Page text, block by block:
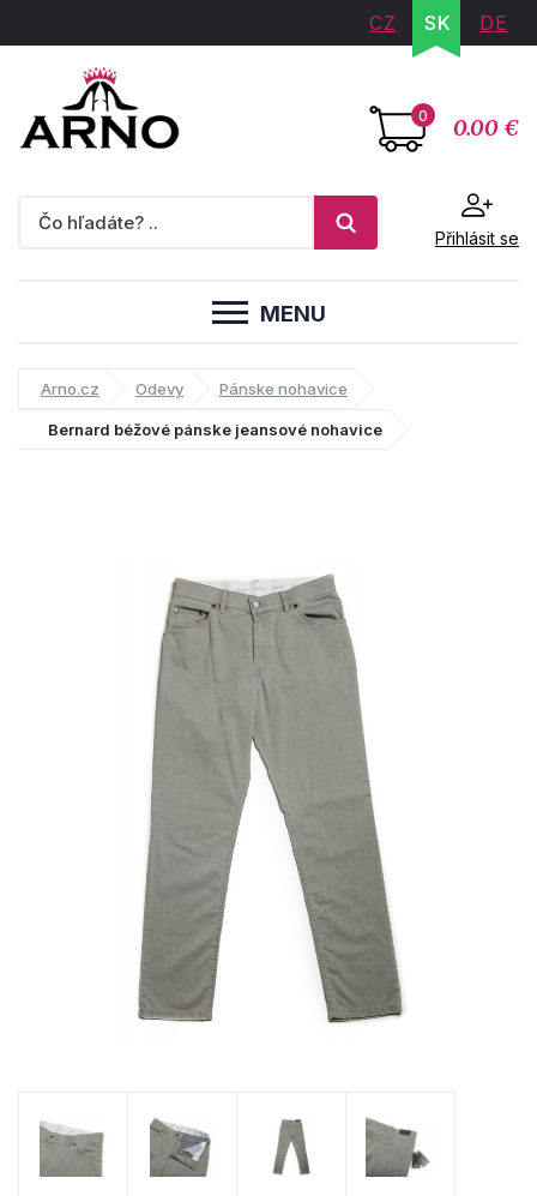
CZ SK DE
0 0.00 €
Přihlásit se
MENU
Arno.cz Odevy Pánske nohavice
Bernard béžové pánske jeansové nohavice